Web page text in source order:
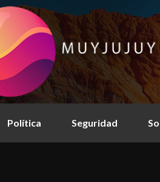
Política Seguridad